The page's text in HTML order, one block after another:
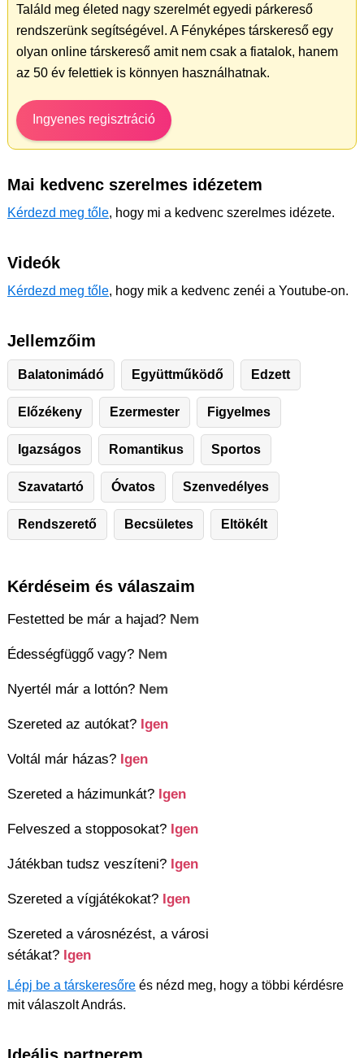
Találd meg életed nagy szerelmét egyedi párkereső
rendszerünk segítségével. A Fényképes társkereső egy
olyan online társkereső amit nem csak a fiatalok, hanem
az 50 év felettiek is könnyen használhatnak.
Ingyenes regisztráció
Mai kedvenc szerelmes idézetem
Kérdezd meg tőle, hogy mi a kedvenc szerelmes idézete.
Videók
Kérdezd meg tőle, hogy mik a kedvenc zenéi a Youtube-on.
Jellemzőim
Balatonimádó Együttműködő Edzett
Előzékeny Ezermester Figyelmes
Igazságos Romantikus Sportos
Szavatartó Óvatos Szenvedélyes
Rendszerető Becsületes Eltökélt
Kérdéseim és válaszaim
Festetted be már a hajad? Nem
Édességfüggő vagy? Nem
Nyertél már a lottón? Nem
Szereted az autókat? Igen
Voltál már házas? Igen
Szereted a házimunkát? Igen
Felveszed a stopposokat? Igen
Játékban tudsz veszíteni? Igen
Szereted a vígjátékokat? Igen
Szereted a városnézést, a városi
sétákat? Igen
Lépj be a társkeresőre és nézd meg, hogy a többi kérdésre
mit válaszolt András.